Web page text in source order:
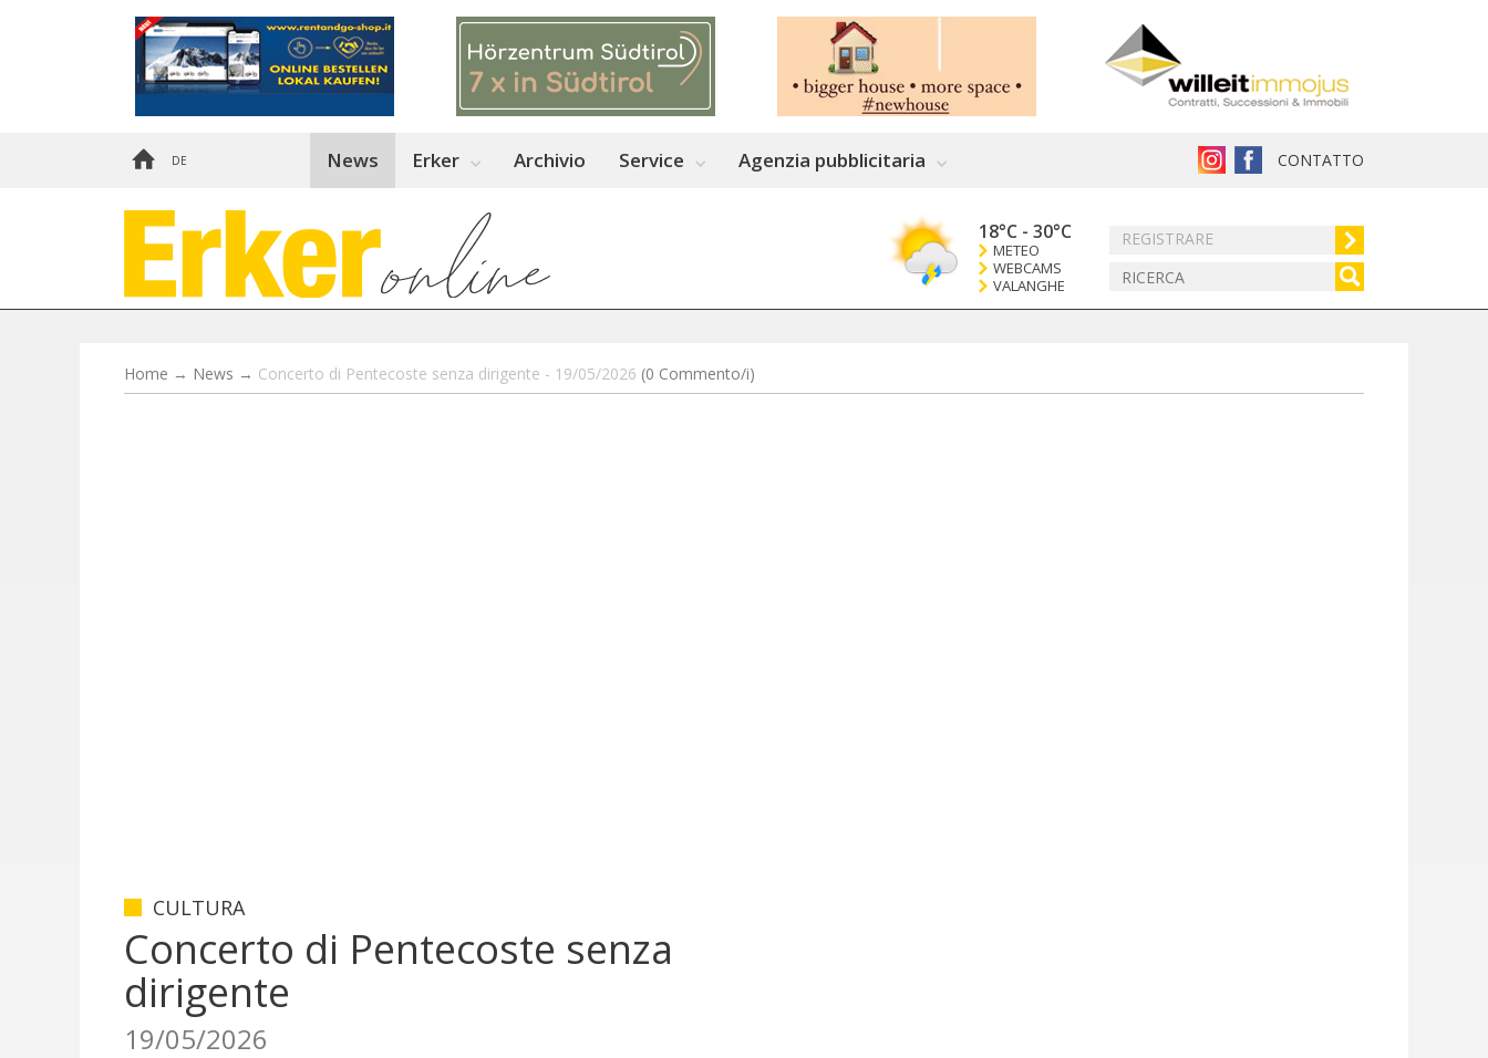
DE CONTATTO
News Erker Archivio Service Agenzia pubblicitaria
REGISTRARE
18°C - 30°C
METEO
WEBCAMS
VALANGHE
Home → News → Concerto di Pentecoste senza dirigente - 19/05/2026 (0 Commento/i)
CULTURA
Concerto di Pentecoste senza
dirigente
19/05/2026